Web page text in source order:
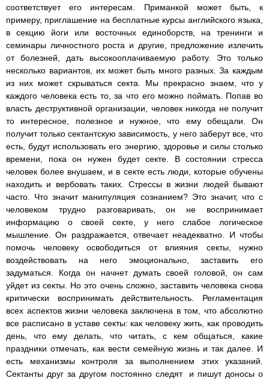
соответствует его интересам. Приманкой может быть, к
примеру, приглашение на бесплатные курсы английского языка,
в секцию йоги или восточных единоборств, на тренинги и
семинары личностного роста и другие, предложение излечить
от болезней, дать высокооплачиваемую работу. Это только
несколько вариантов, их может быть много разных. За каждым
из них может скрываться секта. Мы прекрасно знаем, что у
каждого человека есть то, за что его можно поймать. Попав во
власть деструктивной организации, человек никогда не получит
то интересное, полезное и нужное, что ему обещали. Он
получит только сектантскую зависимость, у него заберут все, что
есть, будут использовать его энергию, здоровье и силы столько
времени, пока он нужен будет секте. В состоянии стресса
человек более внушаем, и в секте есть люди, которые обучены
находить и вербовать таких. Стрессы в жизни людей бывают
часто. Что значит манипуляция сознанием? Это значит, что с
человеком трудно разговаривать, он не воспринимает
информацию о своей секте, у него слабое логическое
мышление. Он раздражается, отвечает неадекватно. И чтобы
помочь человеку освободиться от влияния секты, нужно
воздействовать на него эмоционально, заставить его
задуматься. Когда он начнет думать своей головой, он сам
уйдет из секты. Но это очень сложно, заставить человека снова
критически воспринимать действительность. Регламентация
всех аспектов жизни человека заключена в том, что абсолютно
все расписано в уставе секты: как человеку жить, как проводить
день, что ему делать, что читать, с кем общаться, какие
праздники отмечать, как вести семейную жизнь и так далее. И
есть механизмы контроля за выполнением этих указаний.
Сектанты друг за другом постоянно следят и пишут доносы о